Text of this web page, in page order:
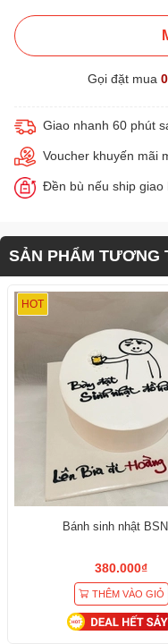
Gọi đặt mua
Giao nhanh 60 phút
Voucher khuyến mãi
Đền bù nếu ship giao
SẢN PHẨM TƯƠNG
HOT
Bánh sinh nhật
380.000₫
THÊM VÀO GIỎ